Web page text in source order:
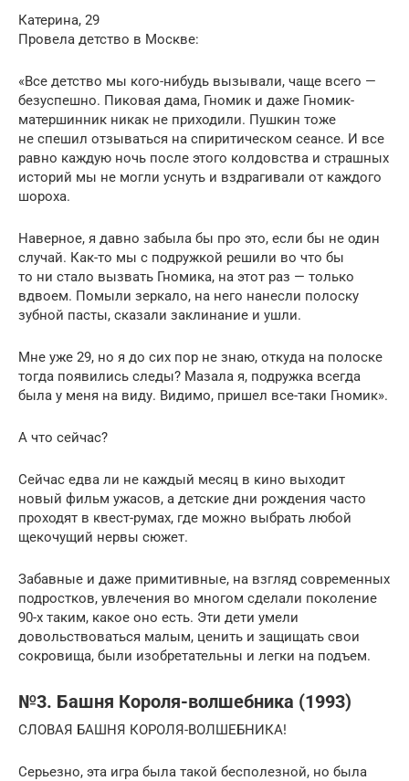
Катерина, 29
Провела детство в Москве:
«Все детство мы кого-нибудь вызывали, чаще всего —
безуспешно. Пиковая дама, Гномик и даже Гномик-
матершинник никак не приходили. Пушкин тоже
не спешил отзываться на спиритическом сеансе. И все
равно каждую ночь после этого колдовства и страшных
историй мы не могли уснуть и вздрагивали от каждого
шороха.
Наверное, я давно забыла бы про это, если бы не один
случай. Как-то мы с подружкой решили во что бы
то ни стало вызвать Гномика, на этот раз — только
вдвоем. Помыли зеркало, на него нанесли полоску
зубной пасты, сказали заклинание и ушли.
Мне уже 29, но я до сих пор не знаю, откуда на полоске
тогда появились следы? Мазала я, подружка всегда
была у меня на виду. Видимо, пришел все-таки Гномик».
А что сейчас?
Сейчас едва ли не каждый месяц в кино выходит
новый фильм ужасов, а детские дни рождения часто
проходят в квест-румах, где можно выбрать любой
щекочущий нервы сюжет.
Забавные и даже примитивные, на взгляд современных
подростков, увлечения во многом сделали поколение
90-х таким, какое оно есть. Эти дети умели
довольствоваться малым, ценить и защищать свои
сокровища, были изобретательны и легки на подъем.
№3. Башня Короля-волшебника (1993)
СЛОВАЯ БАШНЯ КОРОЛЯ-ВОЛШЕБНИКА!
Серьезно, эта игра была такой бесполезной, но была